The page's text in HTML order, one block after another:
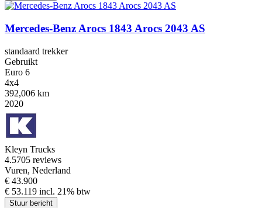
Mercedes-Benz Arocs 1843 Arocs 2043 AS
standaard trekker
Gebruikt
Euro 6
4x4
392,006 km
2020
Kleyn Trucks
4.5705 reviews
Vuren, Nederland
€ 43.900
€ 53.119 incl. 21% btw
Stuur bericht